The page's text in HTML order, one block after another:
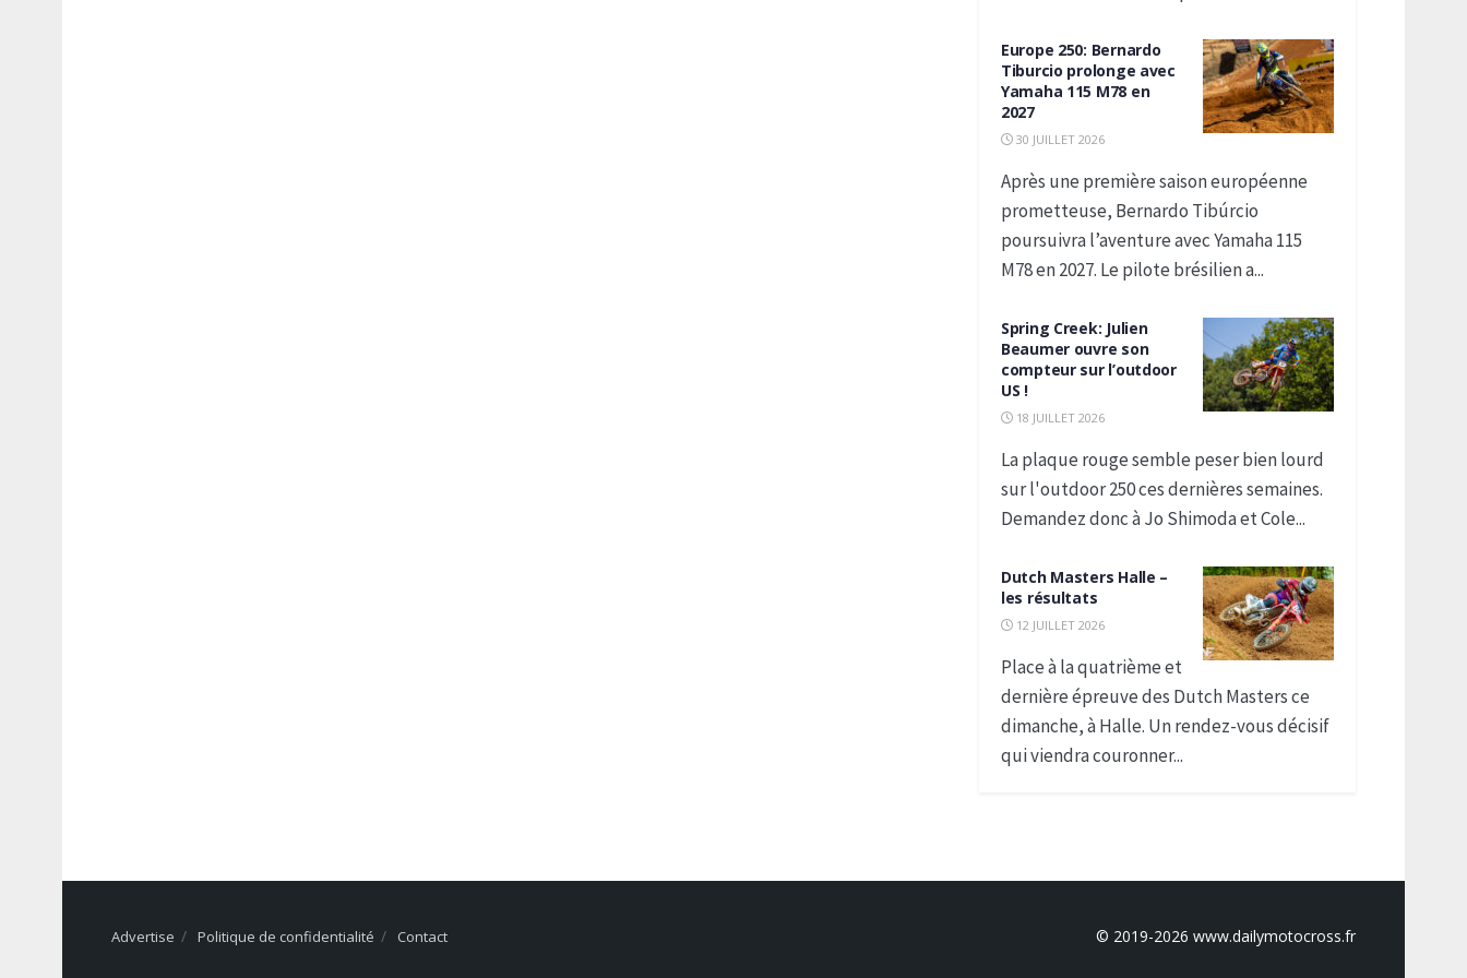
Europe 250: Bernardo
Tiburcio prolonge avec
Yamaha 115 M78 en
2027
30 JUILLET 2026
Après une première saison européenne
prometteuse, Bernardo Tibúrcio
poursuivra l’aventure avec Yamaha 115
M78 en 2027. Le pilote brésilien a...
Spring Creek: Julien
Beaumer ouvre son
compteur sur l’outdoor
US !
18 JUILLET 2026
La plaque rouge semble peser bien lourd
sur l'outdoor 250 ces dernières semaines.
Demandez donc à Jo Shimoda et Cole...
Dutch Masters Halle –
les résultats
12 JUILLET 2026
Place à la quatrième et
dernière épreuve des Dutch Masters ce
dimanche, à Halle. Un rendez-vous décisif
qui viendra couronner...
Advertise Politique de confidentialité Contact © 2019-2026 www.dailymotocross.fr